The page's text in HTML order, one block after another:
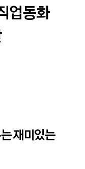
업동화
재미있는